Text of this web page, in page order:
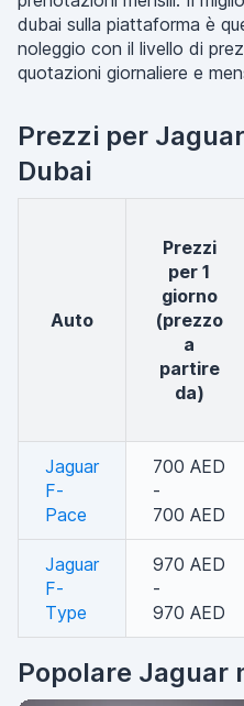
dubai sulla piattaforma è
noleggio con il livello di
quotazioni giornaliere e
Prezzi per
Dubai
auto
Prezzi
per 1
giorno
(prezzo
a
partire
da)
Jaguar
F-
Pace
700 AED
-
700 AED
Jaguar
F-
Type
970 AED
-
970 AED
Popolare Jaguar